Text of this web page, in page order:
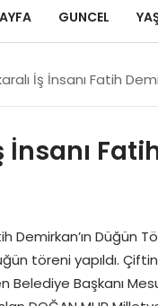
GUNCEL
İş İnsanı Fatih
İnsanı
Demirkan’ın Düğün
töreni yapıldı.
Belediye Başkanı